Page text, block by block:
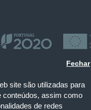
site são utilizadas para
conteúdos, assim como
de redes
Fechar